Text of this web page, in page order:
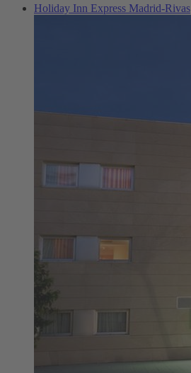
Holiday Inn Express Madrid-Rivas